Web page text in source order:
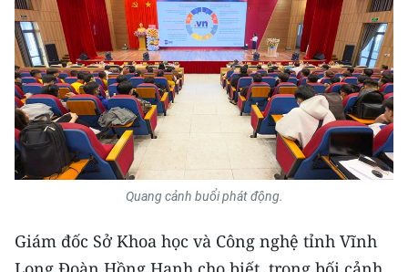
Media Thế giới
Media Thể thao
Media Giáo dục
Media Y tế
Media Khoa học - Công nghệ
Media Môi trường
Quang cảnh buổi phát động.
Giám đốc Sở Khoa học và Công nghệ tỉnh Vĩnh